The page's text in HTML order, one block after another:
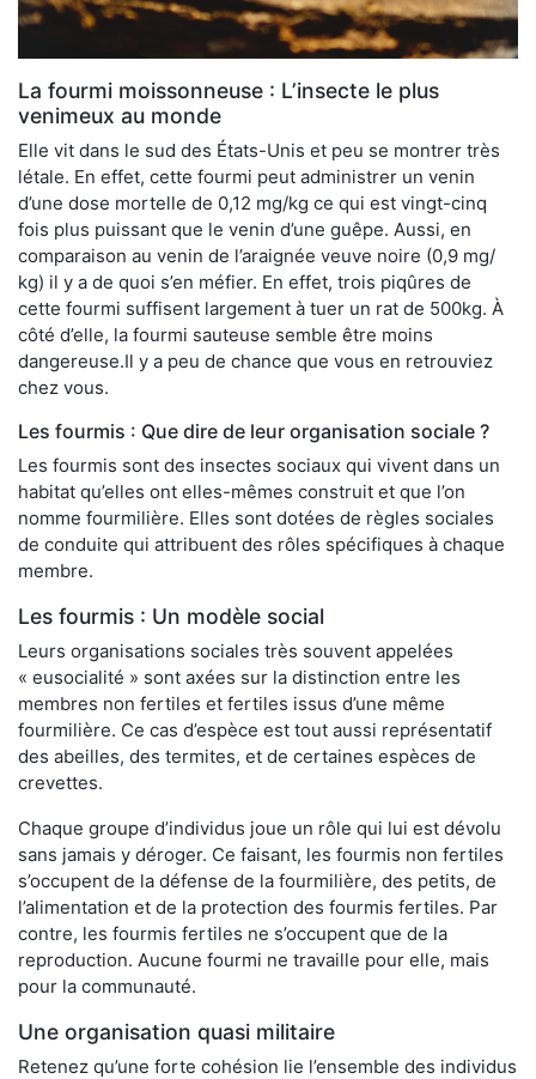
La fourmi moissonneuse : L’insecte le plus
venimeux au monde
Elle vit dans le sud des États-Unis et peu se montrer très
létale. En effet, cette fourmi peut administrer un venin
d’une dose mortelle de 0,12 mg/kg ce qui est vingt-cinq
fois plus puissant que le venin d’une guêpe. Aussi, en
comparaison au venin de l’araignée veuve noire (0,9 mg/
kg) il y a de quoi s’en méfier. En effet, trois piqûres de
cette fourmi suffisent largement à tuer un rat de 500kg. À
côté d’elle, la fourmi sauteuse semble être moins
dangereuse.Il y a peu de chance que vous en retrouviez
chez vous.
Les fourmis : Que dire de leur organisation sociale ?
Les fourmis sont des insectes sociaux qui vivent dans un
habitat qu’elles ont elles-mêmes construit et que l’on
nomme fourmilière. Elles sont dotées de règles sociales
de conduite qui attribuent des rôles spécifiques à chaque
membre.
Les fourmis : Un modèle social
Leurs organisations sociales très souvent appelées
« eusocialité » sont axées sur la distinction entre les
membres non fertiles et fertiles issus d’une même
fourmilière. Ce cas d’espèce est tout aussi représentatif
des abeilles, des termites, et de certaines espèces de
crevettes.
Chaque groupe d’individus joue un rôle qui lui est dévolu
sans jamais y déroger. Ce faisant, les fourmis non fertiles
s’occupent de la défense de la fourmilière, des petits, de
l’alimentation et de la protection des fourmis fertiles. Par
contre, les fourmis fertiles ne s’occupent que de la
reproduction. Aucune fourmi ne travaille pour elle, mais
pour la communauté.
Une organisation quasi militaire
Retenez qu’une forte cohésion lie l’ensemble des individus